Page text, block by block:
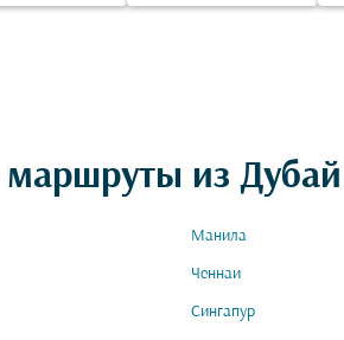
маршруты из
Манила
Ченнаи
Сингапур